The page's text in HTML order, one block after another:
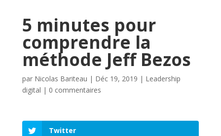
5 minutes pour
comprendre la
méthode Jeff Bezos
par Nicolas Bariteau | Déc 19, 2019 | Leadership
digital | 0 commentaires
Twitter